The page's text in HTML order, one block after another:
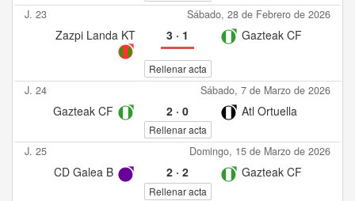
J. 23 Sábado, 28 de Febrero de 2026
Zazpi Landa KT 3· 1 Gazteak CF
Rellenar acta
J. 24 Sábado, 7 de Marzo de 2026
Gazteak CF 2· 0 Atl Ortuella
Rellenar acta
J. 25 Domingo, 15 de Marzo de 2026
CD Galea B 2· 2 Gazteak CF
Rellenar acta